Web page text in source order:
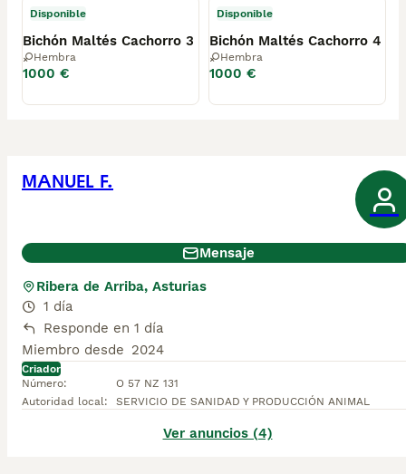
Disponible
Bichón Maltés Cachorro 3
Hembra
1000 €
Disponible
Bichón Maltés Cachorro 4
Hembra
1000 €
MANUEL F.
Mensaje
Ribera de Arriba, Asturias
1 día
Responde en 1 día
Miembro desde 2024
Criador
Número:
O 57 NZ 131
Autoridad local: SERVICIO DE SANIDAD Y PRODUCCIÓN ANIMAL
Ver anuncios (4)